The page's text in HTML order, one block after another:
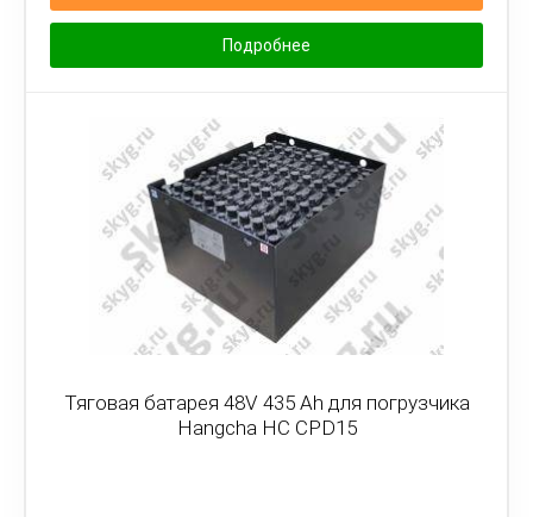
Подробнее
Тяговая батарея 48V 435 Ah для погрузчика
Hangcha HC CPD15